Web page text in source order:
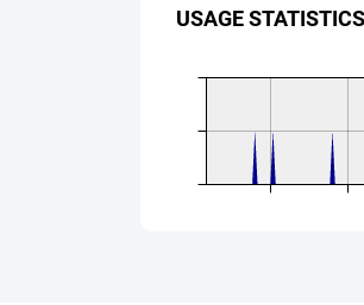
USAGE STATISTICS